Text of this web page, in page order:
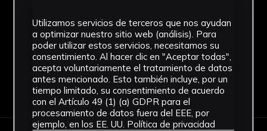
Ver más
Descargar Ficha
Utilizamos servicios de terceros que nos ayudan
a optimizar nuestro sitio web (análisis). Para
poder utilizar estos servicios, necesitamos su
consentimiento. Al hacer clic en "Aceptar todas",
acepta voluntariamente el tratamiento de datos
antes mencionado. Esto también incluye, por un
tiempo limitado, su consentimiento de acuerdo
con el Artículo 49 (1) (a) GDPR para el
procesamiento de datos fuera del EEE, por
ejemplo, en los EE. UU. Política de privacidad